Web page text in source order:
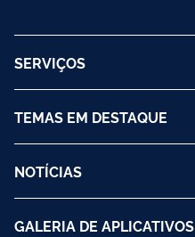
SERVIÇOS
TEMAS EM DESTAQUE
NOTÍCIAS
GALERIA DE APLICATIVOS